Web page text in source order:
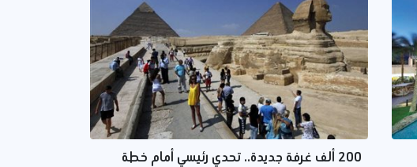
200 ألف غرفة جديدة.. تحدي رئيسي أمام خطة